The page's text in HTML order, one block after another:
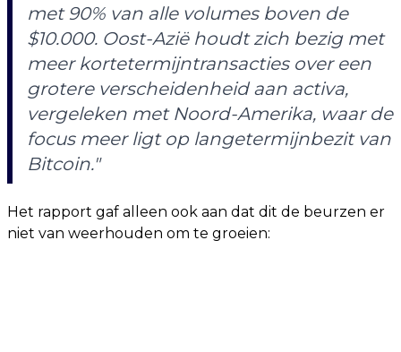
met 90% van alle volumes boven de
$10.000. Oost-Azië houdt zich bezig met
meer kortetermijntransacties over een
grotere verscheidenheid aan activa,
vergeleken met Noord-Amerika, waar de
focus meer ligt op langetermijnbezit van
Bitcoin."
Het rapport gaf alleen ook aan dat dit de beurzen er
niet van weerhouden om te groeien: